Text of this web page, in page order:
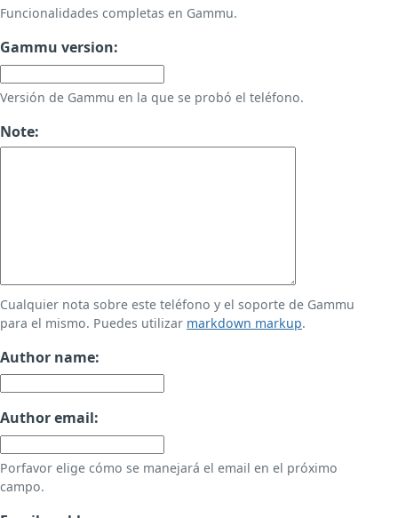
Funcionalidades completas en Gammu.
Gammu version:
Versión de Gammu en la que se probó el teléfono.
Note:
Cualquier nota sobre este teléfono y el soporte de Gammu
para el mismo. Puedes utilizar markdown markup.
Author name:
Author email:
Porfavor elige cómo se manejará el email en el próximo
campo.